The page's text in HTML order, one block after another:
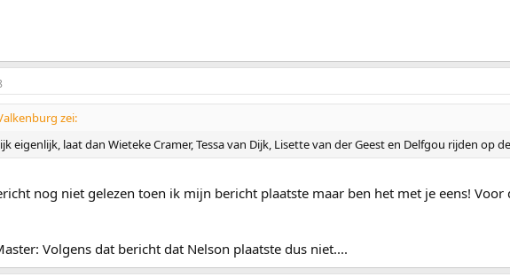
zei:
eigenlijk, laat dan Wieteke Cramer, Tessa van Dijk, Lisette van der Geest en Delfgou rijden op
nog niet gelezen toen ik mijn bericht plaatste maar ben het met je eens!
Volgens dat bericht dat Nelson plaatste dus niet....